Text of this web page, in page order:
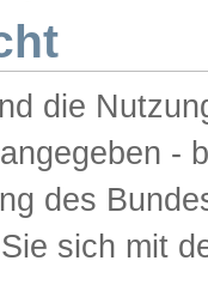
die
-
des
sich mit